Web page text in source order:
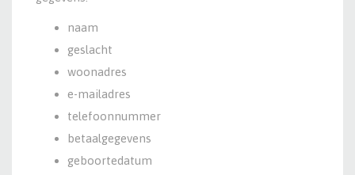
naam
geslacht
woonadres
e-mailadres
telefoonnummer
betaalgegevens
geboortedatum